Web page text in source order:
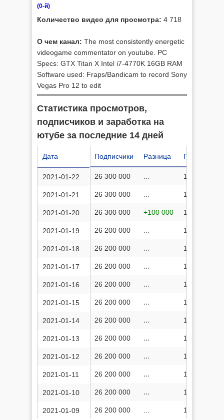
(0-й)
Количество видео для просмотра: 4 718
О чем канал: The most consistently energetic
videogame commentator on youtube. PC
Specs: GTX Titan X Intel i7-4770K 16GB RAM
Software used: Fraps/Bandicam to record Sony
Vegas Pro 12 to edit
Статистика просмотров,
подписчиков и заработка на
ютубе за последние 14 дней
Подписчики Разница Просмотров
26 300 000 ... 13 759 608
26 300 000 ... 13 756 158
26 300 000 +100 000 13 752 327
26 200 000 ... 13 748 506
26 200 000 ... 13 745 014
26 200 000 ... 13 741 389
26 200 000 ... 13 737 299
26 200 000 ... 13 733 401
26 200 000 ... 13 729 823
26 200 000 ... 13 725 798
26 200 000 ... 13 721 677
26 200 000 ... 13 718 127
26 200 000 ... 13 714 459
26 200 000 13 710 544
Дата
2021-01-22
2021-01-21
2021-01-20
2021-01-19
2021-01-18
2021-01-17
2021-01-16
2021-01-15
2021-01-14
2021-01-13
2021-01-12
2021-01-11
2021-01-10
2021-01-09